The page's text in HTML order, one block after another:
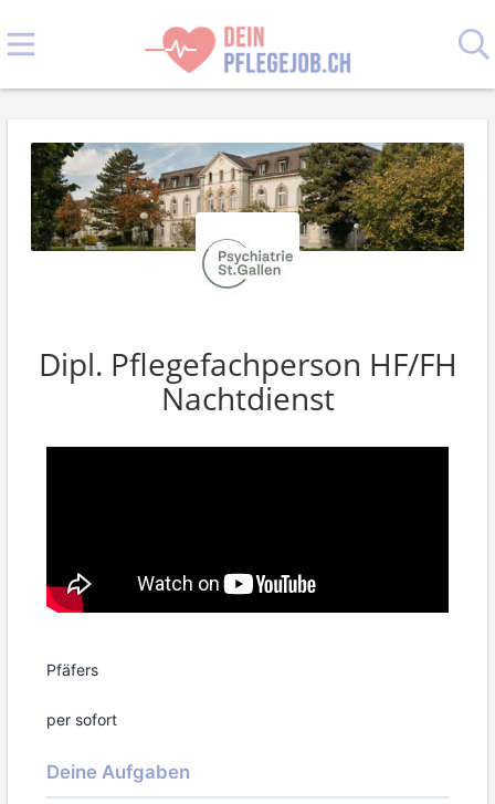
Dipl. Pflegefachperson HF/FH
Nachtdienst
Pfäfers
per sofort
Deine Aufgaben